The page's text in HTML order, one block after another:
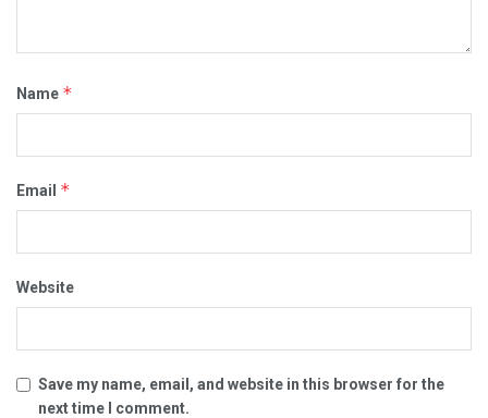
Name *
Email *
Website
Save my name, email, and website in this browser for the
next time I comment.